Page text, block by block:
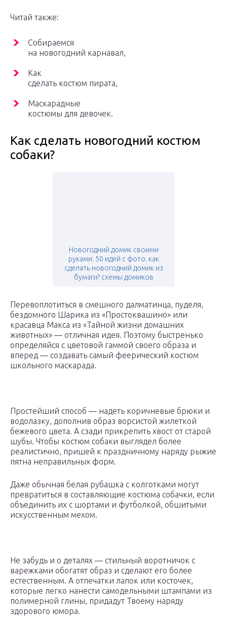
Читай также:
Собираемся
на новогодний карнавал,
Как
сделать костюм пирата,
Маскарадные
костюмы для девочек.
Как сделать новогодний костюм
собаки?
Новогодний домик своими
руками. 50 идей с фото. как
сделать новогодний домик из
бумаги? схемы домиков
Перевоплотиться в смешного далматинца, пуделя,
бездомного Шарика из «Простоквашино» или
красавца Макса из «Тайной жизни домашних
животных» — отличная идея. Поэтому быстренько
определяйся с цветовой гаммой своего образа и
вперед — создавать самый феерический костюм
школьного маскарада.
Простейший способ — надеть коричневые брюки и
водолазку, дополнив образ ворсистой жилеткой
бежевого цвета. А сзади прикрепить хвост от старой
шубы. Чтобы костюм собаки выглядел более
реалистично, пришей к праздничному наряду рыжие
пятна неправильных форм.
Даже обычная белая рубашка с колготками могут
превратиться в составляющие костюма собачки, если
объединить их с шортами и футболкой, обшитыми
искусственным мехом.
Не забудь и о деталях — стильный воротничок с
варежками обогатят образ и сделают его более
естественным. А отпечатки лапок или косточек,
которые легко нанести самодельными штампами из
полимерной глины, придадут Твоему наряду
здорового юмора.